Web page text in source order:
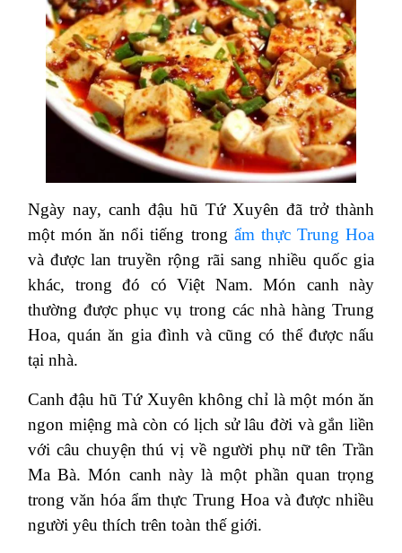
Ngày nay, canh đậu hũ Tứ Xuyên đã trở thành
một món ăn nổi tiếng trong ẩm thực Trung Hoa
và được lan truyền rộng rãi sang nhiều quốc gia
khác, trong đó có Việt Nam. Món canh này
thường được phục vụ trong các nhà hàng Trung
Hoa, quán ăn gia đình và cũng có thể được nấu
tại nhà.
Canh đậu hũ Tứ Xuyên không chỉ là một món ăn
ngon miệng mà còn có lịch sử lâu đời và gắn liền
với câu chuyện thú vị về người phụ nữ tên Trần
Ma Bà. Món canh này là một phần quan trọng
trong văn hóa ẩm thực Trung Hoa và được nhiều
người yêu thích trên toàn thế giới.